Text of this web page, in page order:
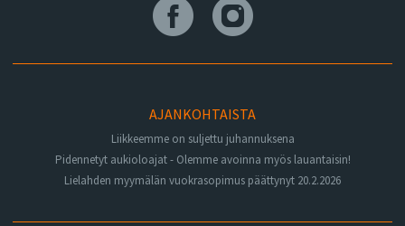
AJANKOHTAISTA
Liikkeemme on suljettu juhannuksena
Pidennetyt aukioloajat - Olemme avoinna myös lauantaisin!
Lielahden myymälän vuokrasopimus päättynyt 20.2.2026